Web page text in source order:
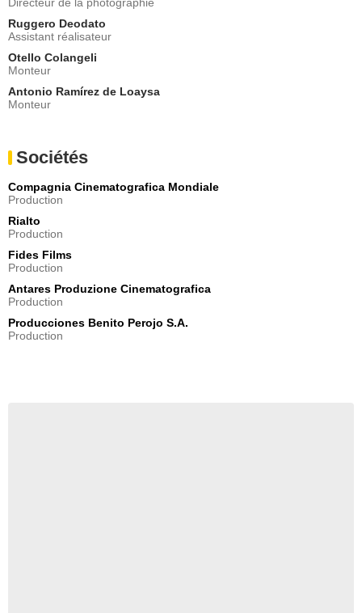
Directeur de la photographie
Ruggero Deodato
Assistant réalisateur
Otello Colangeli
Monteur
Antonio Ramírez de Loaysa
Monteur
Sociétés
Compagnia Cinematografica Mondiale
Production
Rialto
Production
Fides Films
Production
Antares Produzione Cinematografica
Production
Producciones Benito Perojo S.A.
Production